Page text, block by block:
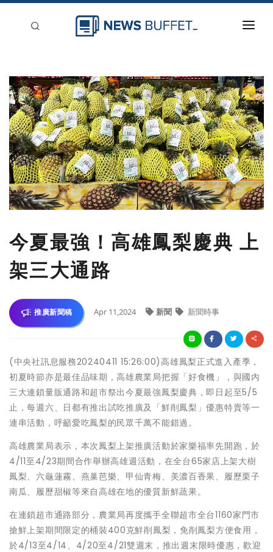
新聞稿分類
登入
刊登
今夏最強！高雄鳳梨慶典 上
架三大通路
推廣新聞稿 Apr 11,2024 新聞 新聞時事
(中央社訊息服務20240411 15:26:00)高雄鳳梨正式進入產季，
初夏時節亦是最佳品味期，高雄農業局把握「好食機」，與國內
三大連鎖量販通路和超市祭出今夏最強鳳梨慶典，即日起至5/5
止，每週六、日都有推出試吃推廣及「鮮削鳳梨」優惠特賣等一
連串活動，呼籲愛吃鳳梨的民眾千萬不能錯過。
高雄農業局表示，本次鳳梨上架推廣活動於家樂福率先開跑，於
4/11至4/23期間合作舉辦高雄週活動，在全台65家店上架大樹
鳳梨、六龜蓮霧、燕巢芭樂、甲仙青梅、美濃百香果、履歷栗子
南瓜、履歷甜椒等來自高雄在地的優質新鮮蔬果。
在連鎖超市通路部分，農業局再度攜手全聯超市全台1160家門市
搶鮮上架期間限定的桶裝400克鮮削鳳梨，免削鳳梨方便食用，
於4/13至4/14、4/20至4/21雙週末，推出週末限時優惠，歡迎